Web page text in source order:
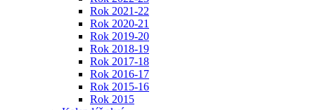
Rok 2021-22
Rok 2020-21
Rok 2019-20
Rok 2018-19
Rok 2017-18
Rok 2016-17
Rok 2015-16
Rok 2015